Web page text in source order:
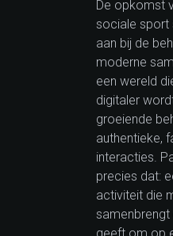
De opkomst
sociale sport
aan bij de
moderne
een wereld
digitaler
groeiende
authentieke,
interacties.
precies dat:
activiteit die
samenbrengt